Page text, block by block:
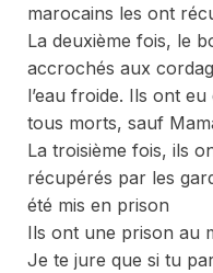
marocains les ont
La deuxième fois, le
accrochés aux
l’eau froide. Ils ont
tous morts, sauf
La troisième fois, ils
récupérés par les
été mis en prison
Ils ont une prison au
Je te jure que si tu